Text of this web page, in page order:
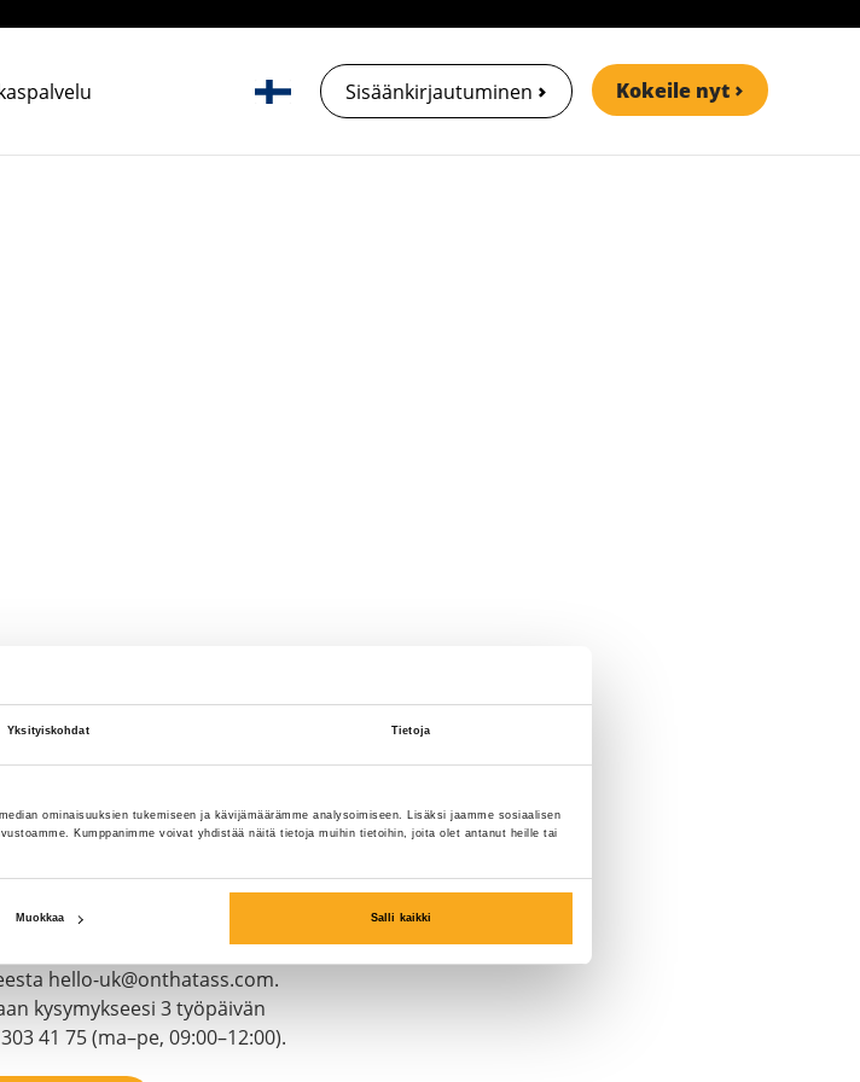
Yksityiskohdat Tietoja
ominaisuuksien tukemiseen ja kävijämäärämme analysoimiseen. Lisäksi jaamme sosiaalisen
Kumppanimme voivat yhdistää näitä tietoja muihin tietoihin, joita olet antanut heille tai
Muokkaa Salli kaikki
Sisäänkirjautuminen Kokeile nyt
yhteyttä
24/7! Käytä chatbottiamme,
Napsauta "Ota yhteyttä",
ja esitä kysymyksesi. Tavoitat
hello-uk@onthatass.com.
kysymykseesi 3 työpäivän
41 75 (ma–pe, 09:00–12:00).